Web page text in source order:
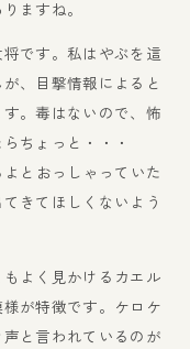
ますね。
す。私はやぶを這
、目撃情報によると
。毒はないので、怖
らちょっと・・・
とおっしゃっていた
きてほしくないよう
く見かけるカエル
が特徴です。ケロケ
と言われているのが